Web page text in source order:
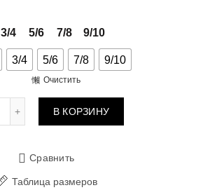
3/4 5/6 7/8 9/10
3/4 5/6 7/8 9/10
Очистить
В КОРЗИНУ
Сравнить
Таблица размеров